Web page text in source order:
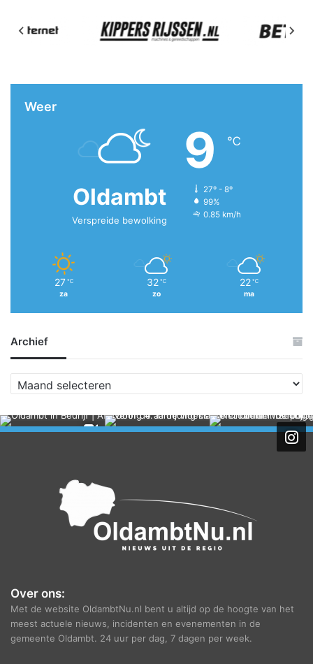
Weer
Oldambt
Verspreide bewolking
9 ℃
27º - 8º
99%
0.85 km/h
27 ℃
za
32 ℃
zo
22 ℃
ma
Archief
r
h
Over ons:
Met de website OldambtNu.nl bent u altijd op de hoogte van het
meest actuele nieuws, incidenten en evenementen in de
gemeente Oldambt. 24 uur per dag, 7 dagen per week.